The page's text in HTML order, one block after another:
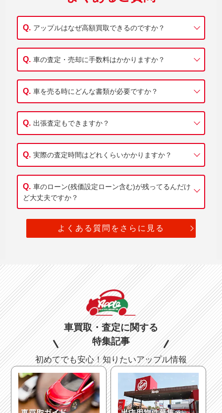
アップルはなぜ高額買取できるのですか？
車の査定・売却に手数料はかかりますか？
車を売る時にどんな書類が必要ですか？
出張査定もできますか？
実際の査定時間はどれくらいかかりますか？
車のローン(残価設定ローン含む)が残ってるんだけ
ど大丈夫ですか？
よくある質問をさらに見る
車買取・査定に関する
特集記事
初めてでも安心！知りたいアップル情報